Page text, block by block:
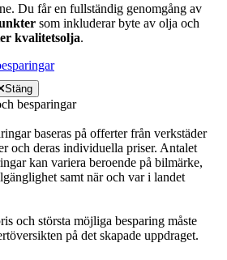
Du får en fullständig genomgång av
som inkluderar byte av olja och
kvalitetsolja.
Stäng
besparingar
baseras på offerter från verkstäder
och deras individuella priser. Antalet
kan variera beroende på bilmärke,
samt när och var i landet
och största möjliga besparing måste
på det skapade uppdraget.